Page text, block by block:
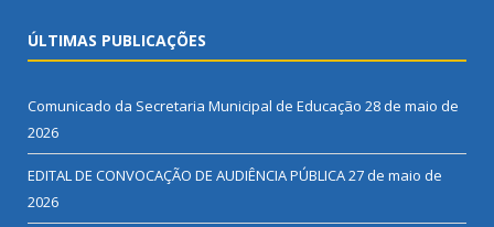
ÚLTIMAS PUBLICAÇÕES
Comunicado da Secretaria Municipal de Educação 28 de maio de
2026
EDITAL DE CONVOCAÇÃO DE AUDIÊNCIA PÚBLICA27 de maio de
2026